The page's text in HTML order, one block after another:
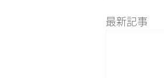
最新記事